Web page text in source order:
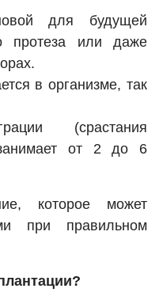
для будущей
протеза или даже
в организме, так
(срастания
от 2 до 6
которое может
при правильном